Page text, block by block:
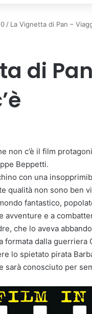
/ La Vignetta di Pan –
di
non c’è il film
Beppetti.
con una
qualità non sono ben
fantastico,
avventure e a
che lo aveva
formata dalla
lo spietato pirata
sarà conosciuto per